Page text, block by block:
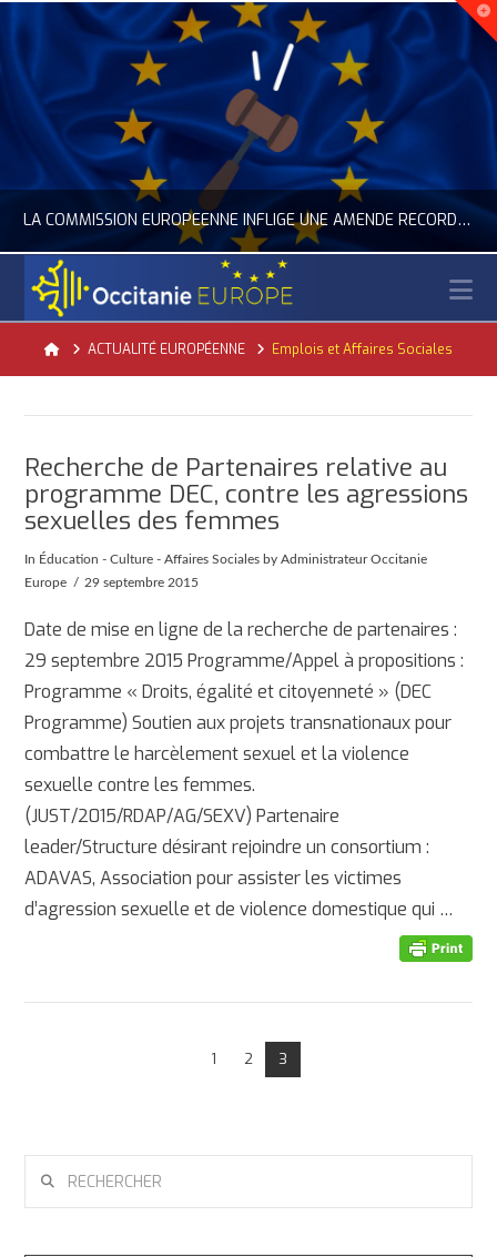
LA COMMISSION EUROPÉENNE INFLIGE UNE AMENDE RECORD À GOOGLE
ACTUALITÉ DE L'UNION EUROPÉENNE, ACTUALITÉ DE LA REPRÉSENTATION D’OCCITANIE EUROPE, NUMÉRIQUE- DIGITAL
JUILLET 24, 2026
HomeACTUALITÉ EUROPÉENNE Emplois et Affaires Sociales
Recherche de Partenaires relative au
programme DEC, contre les agressions
sexuelles des femmes
In Éducation - Culture - Affaires Sociales by Administrateur Occitanie
Europe
29 septembre 2015
Date de mise en ligne de la recherche de partenaires :
29 septembre 2015 Programme/Appel à propositions :
Programme « Droits, égalité et citoyenneté » (DEC
Programme) Soutien aux projets transnationaux pour
combattre le harcèlement sexuel et la violence
sexuelle contre les femmes.
(JUST/2015/RDAP/AG/SEXV) Partenaire
leader/Structure désirant rejoindre un consortium :
ADAVAS, Association pour assister les victimes
d’agression sexuelle et de violence domestique qui …
1 2 3